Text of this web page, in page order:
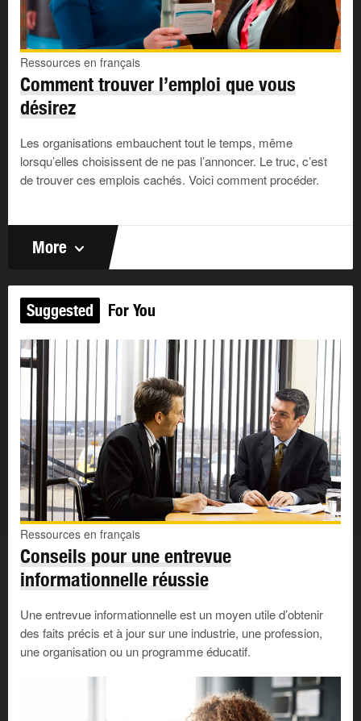
rendez-vous.
Veuillez agréer, Madame [Nom de famille]/Monsieur
[Nom de famille], l’expression de mes sentiments
distingués.
Votre nom
en caractère d’imprimerie. Signez la lettre. Si vous
l’envoyez par courriel, vous n’avez pas besoin de
laisser d’espace avant votre nom.)
Ressources en français
Comment trouver l’emploi que vous
désirez
Les organisations embauchent tout le temps, même
lorsqu’elles choisissent de ne pas l’annoncer. Le truc, c’est
de trouver ces emplois cachés. Voici comment procéder.
More
Suggested For You
Ressources en français
Conseils pour une entrevue
informationnelle réussie
Une entrevue informationnelle est un moyen utile d’obtenir
des faits précis et à jour sur une industrie, une profession,
une organisation ou un programme éducatif.